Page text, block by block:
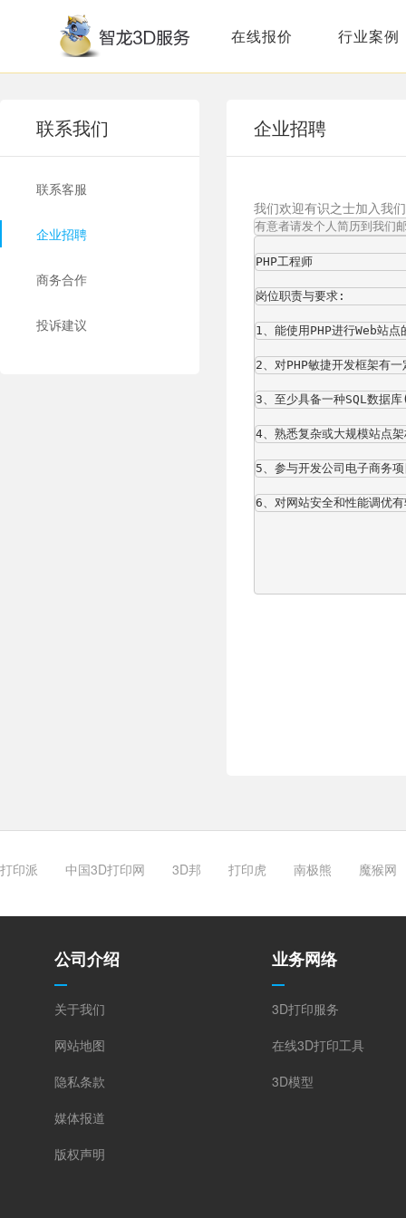
在线报价 行业案例
联系我们
联系客服
企业招聘
商务合作
投诉建议
企业招聘
我们欢迎有识之士加入我
有意者请发个人简历到我
PHP工程师
岗位职责与要求:
1、能使用PHP进行Web
2、对PHP敏捷开发框架有
3、至少具备一种SQL数据
4、熟悉复杂或大规模站点
5、参与开发公司电子商务
6、对网站安全和性能调优
打印派 中国3D打印网 3D邦 打印虎 南极熊 魔猴网
公司介绍
关于我们
网站地图
隐私条款
媒体报道
版权声明
业务网络
3D打印服务
在线3D打印工具
3D模型